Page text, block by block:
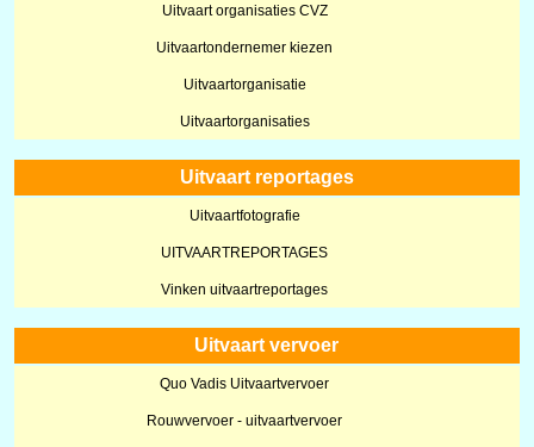
Uitvaart organisaties CVZ
Uitvaartondernemer kiezen
Uitvaartorganisatie
Uitvaartorganisaties
Uitvaart reportages
Uitvaartfotografie
UITVAARTREPORTAGES
Vinken uitvaartreportages
Uitvaart vervoer
Quo Vadis Uitvaartvervoer
Rouwvervoer - uitvaartvervoer